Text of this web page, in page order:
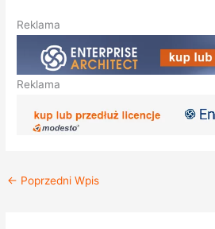
Reklama
Reklama
← Poprzedni Wpis